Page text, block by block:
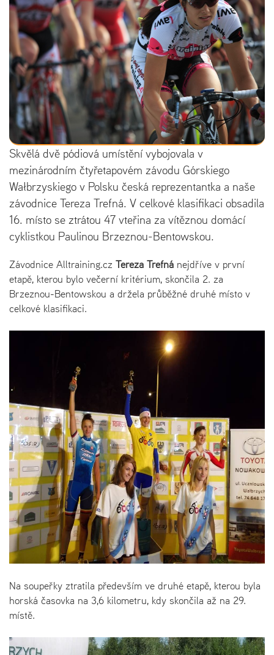
Skvělá dvě pódiová umístění vybojovala v
mezinárodním čtyřetapovém závodu Górskiego
Wałbrzyskiego v Polsku česká reprezentantka a naše
závodnice Tereza Trefná. V celkové klasifikaci obsadila
16. místo se ztrátou 47 vteřina za vítěznou domácí
cyklistkou Paulinou Brzeznou-Bentowskou.
Závodnice Alltraining.cz Tereza Trefná nejdříve v první
etapě, kterou bylo večerní kritérium, skončila 2. za
Brzeznou-Bentowskou a držela průběžné druhé místo v
celkové klasifikaci.
Na soupeřky ztratila především ve druhé etapě, kterou byla
horská časovka na 3,6 kilometru, kdy skončila až na 29.
místě.